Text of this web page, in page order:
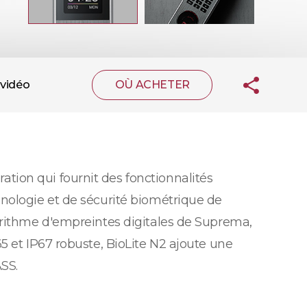
vidéo OÙ ACHETER
qui fournit des fonctionnalités
et de sécurité biométrique de
d'empreintes digitales de Suprema,
et IP67 robuste, BioLite N2 ajoute une